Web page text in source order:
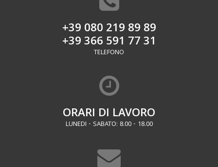
+39 080 219 89 89
+39 366 591 77 31
TELEFONO
ORARI DI LAVORO
LUNEDI - SABATO: 8.00 - 18.00